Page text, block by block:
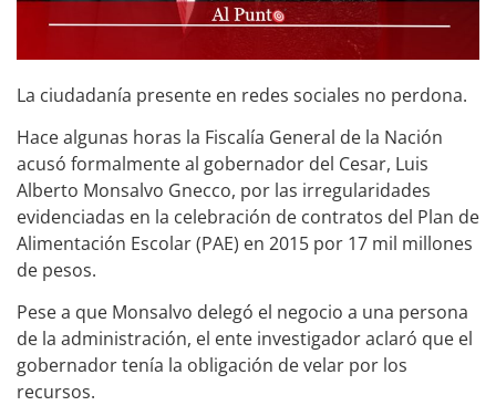
La ciudadanía presente en redes sociales no perdona.
Hace algunas horas la Fiscalía General de la Nación
acusó formalmente al gobernador del Cesar, Luis
Alberto Monsalvo Gnecco, por las irregularidades
evidenciadas en la celebración de contratos del Plan de
Alimentación Escolar (PAE) en 2015 por 17 mil millones
de pesos.
Pese a que Monsalvo delegó el negocio a una persona
de la administración, el ente investigador aclaró que el
gobernador tenía la obligación de velar por los
recursos.